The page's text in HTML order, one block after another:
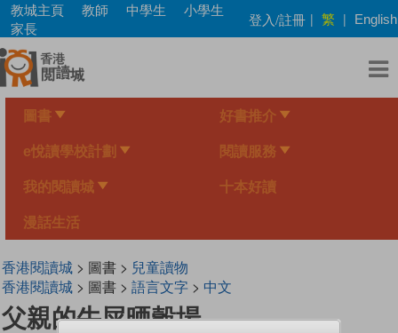
Skip
main
content
教城主頁 教師 中學生
小學生
家長
登入/註冊 | 繁 | English
圖書 好書推介
e悅讀學校計劃 閱讀服務
我的閱讀城 十本好讀
漫話生活
香港閱讀城> 圖書 > 兒童讀物
香港閱讀城> 圖書 > 語言文字> 中文
父親的牛屎晒穀場